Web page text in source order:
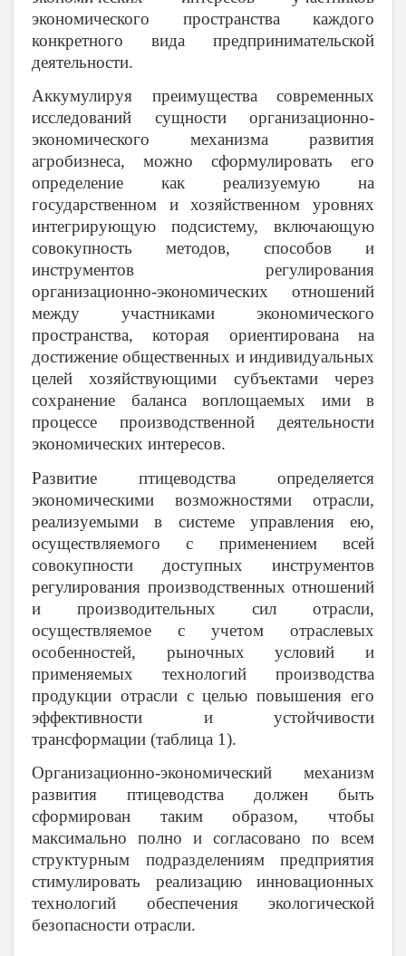
экономического пространства каждого
конкретного вида предпринимательской
деятельности.
Аккумулируя преимущества современных
исследований сущности организационно-
экономического механизма развития
агробизнеса, можно сформулировать его
определение как реализуемую на
государственном и хозяйственном уровнях
интегрирующую подсистему, включающую
совокупность методов, способов и
инструментов регулирования
организационно-экономических отношений
между участниками экономического
пространства, которая ориентирована на
достижение общественных и индивидуальных
целей хозяйствующими субъектами через
сохранение баланса воплощаемых ими в
процессе производственной деятельности
экономических интересов.
Развитие птицеводства определяется
экономическими возможностями отрасли,
реализуемыми в системе управления ею,
осуществляемого с применением всей
совокупности доступных инструментов
регулирования производственных отношений
и производительных сил отрасли,
осуществляемое с учетом отраслевых
особенностей, рыночных условий и
применяемых технологий производства
продукции отрасли с целью повышения его
эффективности и устойчивости
трансформации (таблица 1).
Организационно-экономический механизм
развития птицеводства должен быть
сформирован таким образом, чтобы
максимально полно и согласовано по всем
структурным подразделениям предприятия
стимулировать реализацию инновационных
технологий обеспечения экологической
безопасности отрасли.